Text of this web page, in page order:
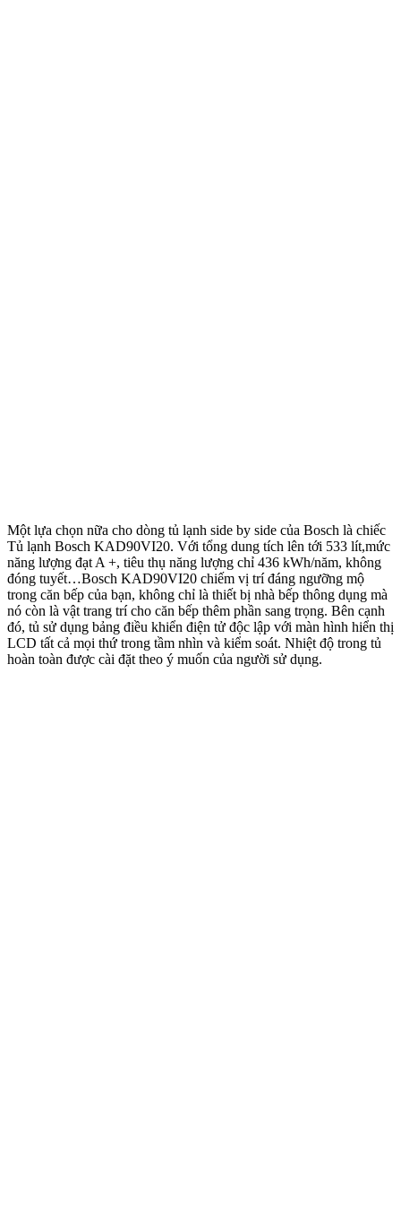
Một lựa chọn nữa cho dòng tủ lạnh side by side của Bosch là chiếc
Tủ lạnh Bosch KAD90VI20. Với tổng dung tích lên tới 533 lít,mức
năng lượng đạt A +, tiêu thụ năng lượng chỉ 436 kWh/năm, không
đóng tuyết…Bosch KAD90VI20 chiếm vị trí đáng ngưỡng mộ
trong căn bếp của bạn, không chỉ là thiết bị nhà bếp thông dụng mà
nó còn là vật trang trí cho căn bếp thêm phần sang trọng. Bên cạnh
đó, tủ sử dụng bảng điều khiển điện tử độc lập với màn hình hiển thị
LCD tất cả mọi thứ trong tầm nhìn và kiểm soát. Nhiệt độ trong tủ
hoàn toàn được cài đặt theo ý muốn của người sử dụng.